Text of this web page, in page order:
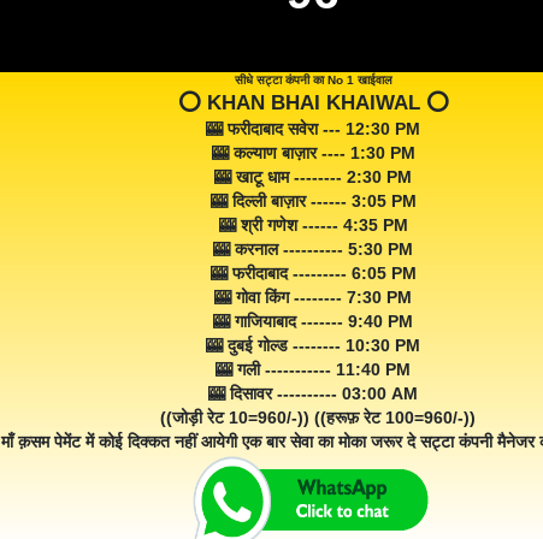
सीधे सट्टा कंपनी का No 1 खाईवाल
⭕️ KHAN BHAI KHAIWAL ⭕️
🎰 फरीदाबाद सवेरा --- 12:30 PM
🎰 कल्याण बाज़ार ---- 1:30 PM
🎰 खाटू धाम -------- 2:30 PM
🎰 दिल्ली बाज़ार ------ 3:05 PM
🎰 श्री गणेश ------ 4:35 PM
🎰 करनाल ---------- 5:30 PM
🎰 फरीदाबाद --------- 6:05 PM
🎰 गोवा किंग -------- 7:30 PM
🎰 गाजियाबाद ------- 9:40 PM
🎰 दुबई गोल्ड -------- 10:30 PM
🎰 गली ----------- 11:40 PM
🎰 दिसावर ---------- 03:00 AM
((जोड़ी रेट 10=960/-)) ((हरूफ़ रेट 100=960/-))
माँ क़सम पेमेंट में कोई दिक्कत नहीं आयेगी एक बार सेवा का मोका जरूर दे सट्टा कंपनी मैनेजर